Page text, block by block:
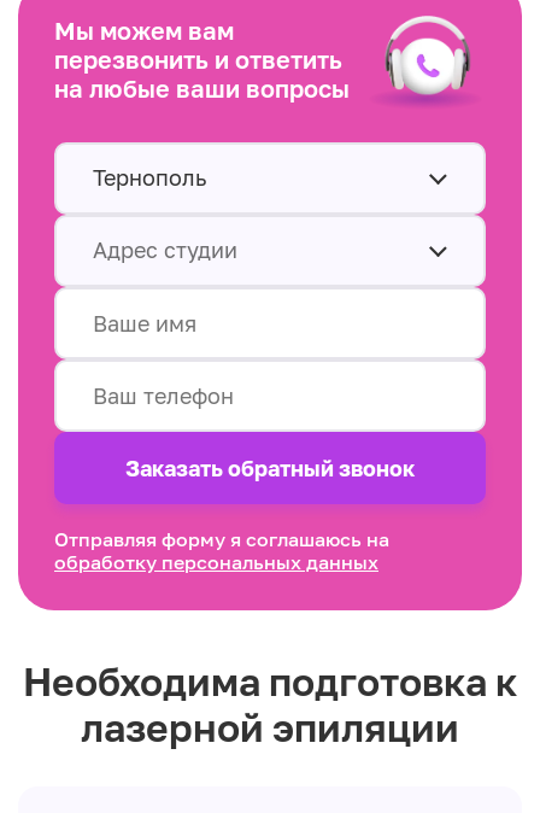
Мы можем вам
перезвонить и ответить
на любые ваши вопросы
Тернополь
Адрес студии
Заказать обратный звонок
Отправляя форму я соглашаюсь на
обработку персональных данных
Необходима подготовка к
лазерной эпиляции